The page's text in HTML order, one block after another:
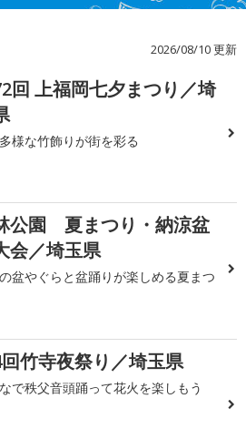
2026/08/10 更新
回 上福岡七夕まつり／埼
様な竹飾りが街を彩る
公園 夏まつり・納涼盆
会／埼玉県
盆やぐらと盆踊りが楽しめる夏まつ
竹寺夜祭り／埼玉県
で秩父音頭踊って花火を楽しもう